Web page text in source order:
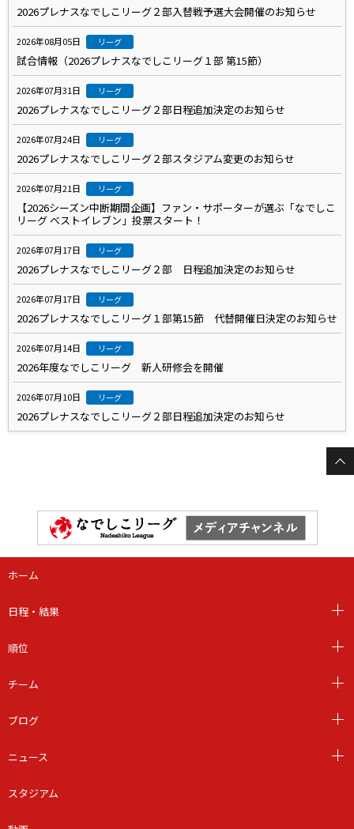
2026プレナスなでしこリーグ２部入替戦予選大会開催のお知らせ
2026年08月05日 リーグ
試合情報（2026プレナスなでしこリーグ１部 第15節）
2026年07月31日 リーグ
2026プレナスなでしこリーグ２部日程追加決定のお知らせ
2026年07月24日 リーグ
2026プレナスなでしこリーグ２部スタジアム変更のお知らせ
2026年07月21日 リーグ
【2026シーズン中断期間企画】ファン・サポーターが選ぶ「なでしこ
リーグ ベストイレブン」投票スタート！
2026年07月17日 リーグ
2026プレナスなでしこリーグ２部 日程追加決定のお知らせ
2026年07月17日 リーグ
2026プレナスなでしこリーグ１部第15節 代替開催日決定のお知らせ
2026年07月14日 リーグ
2026年度なでしこリーグ 新人研修会を開催
2026年07月10日 リーグ
2026プレナスなでしこリーグ２部日程追加決定のお知らせ
ホーム
日程・結果
順位
チーム
ブログ
ニュース
スタジアム